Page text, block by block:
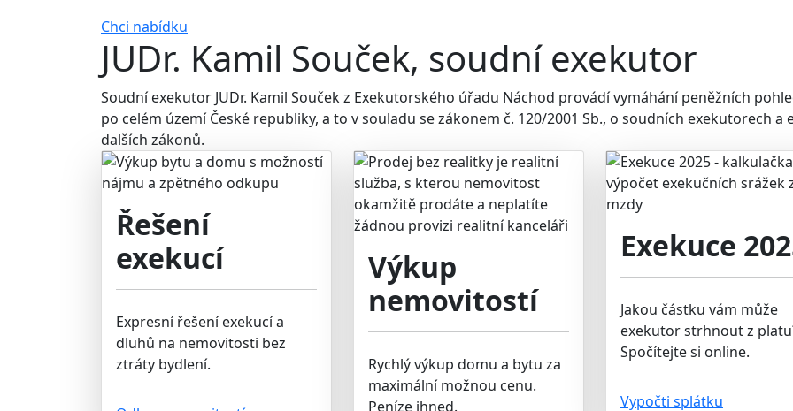
Chci nabídku
JUDr. Kamil Souček, soudní exekutor
Soudní exekutor JUDr. Kamil Souček z Exekutorského úřadu Náchod provádí vymáhání peněžních
po celém území České republiky, a to v souladu se zákonem č. 120/2001 Sb., o soudních exekutorech
dalších zákonů.
Řešení
exekucí
Expresní řešení exekucí a
dluhů na nemovitosti bez
ztráty bydlení.
Výkup
nemovitostí
Rychlý výkup domu a bytu za
maximální možnou cenu.
Peníze ihned.
Exekuce
Jakou částku vám může
exekutor strhnout z
Spočítejte si online.
Vypočti splátku